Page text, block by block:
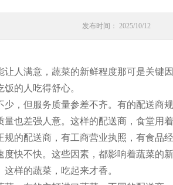
发布时间： 2025/10/12
人满意，蔬菜的新鲜程度那可是关
的人吃得舒心。
，但服务质量参差不齐。有的配送
也差强人意。这样的配送商，食堂用着
的配送商，有工商营业执照，有食
快不快。这些因素，都影响着蔬菜
样的蔬菜，吃起来才香。